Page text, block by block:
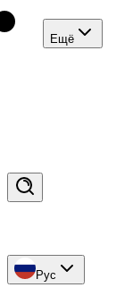
Eщё
Рус